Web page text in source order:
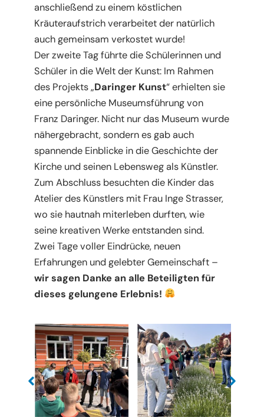
anschließend zu einem köstlichen
Kräuteraufstrich verarbeitet der natürlich
auch gemeinsam verkostet wurde!
Der zweite Tag führte die Schülerinnen und
Schüler in die Welt der Kunst: Im Rahmen
des Projekts „Daringer Kunst“ erhielten sie
eine persönliche Museumsführung von
Franz Daringer. Nicht nur das Museum wurde
nähergebracht, sondern es gab auch
spannende Einblicke in die Geschichte der
Kirche und seinen Lebensweg als Künstler.
Zum Abschluss besuchten die Kinder das
Atelier des Künstlers mit Frau Inge Strasser,
wo sie hautnah miterleben durften, wie
seine kreativen Werke entstanden sind.
Zwei Tage voller Eindrücke, neuen
Erfahrungen und gelebter Gemeinschaft –
wir sagen Danke an alle Beteiligten für
dieses gelungene Erlebnis!